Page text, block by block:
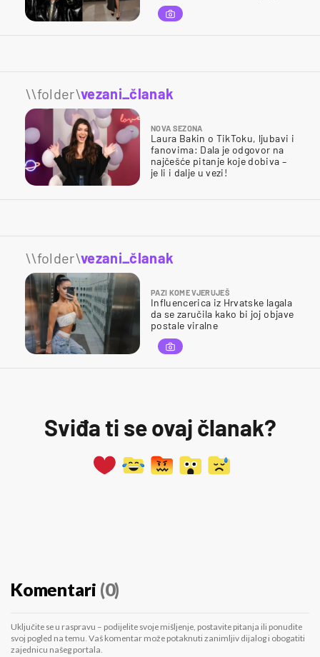
\\folder\vezani_članak
NOVA SEZONA
Laura Bakin o TikToku, ljubavi i
fanovima: Dala je odgovor na
najčešće pitanje koje dobiva –
je li i dalje u vezi!
\\folder\vezani_članak
PAZI KOME VJERUJEŠ
Influencerica iz Hrvatske lagala
da se zaručila kako bi joj objave
postale viralne
Sviđa ti se ovaj članak?
Komentari (0)
Uključite se u raspravu – podijelite svoje mišljenje, postavite pitanja ili ponudite
svoj pogled na temu. Vaš komentar može potaknuti zanimljiv dijalog i obogatiti
zajednicu našeg portala.